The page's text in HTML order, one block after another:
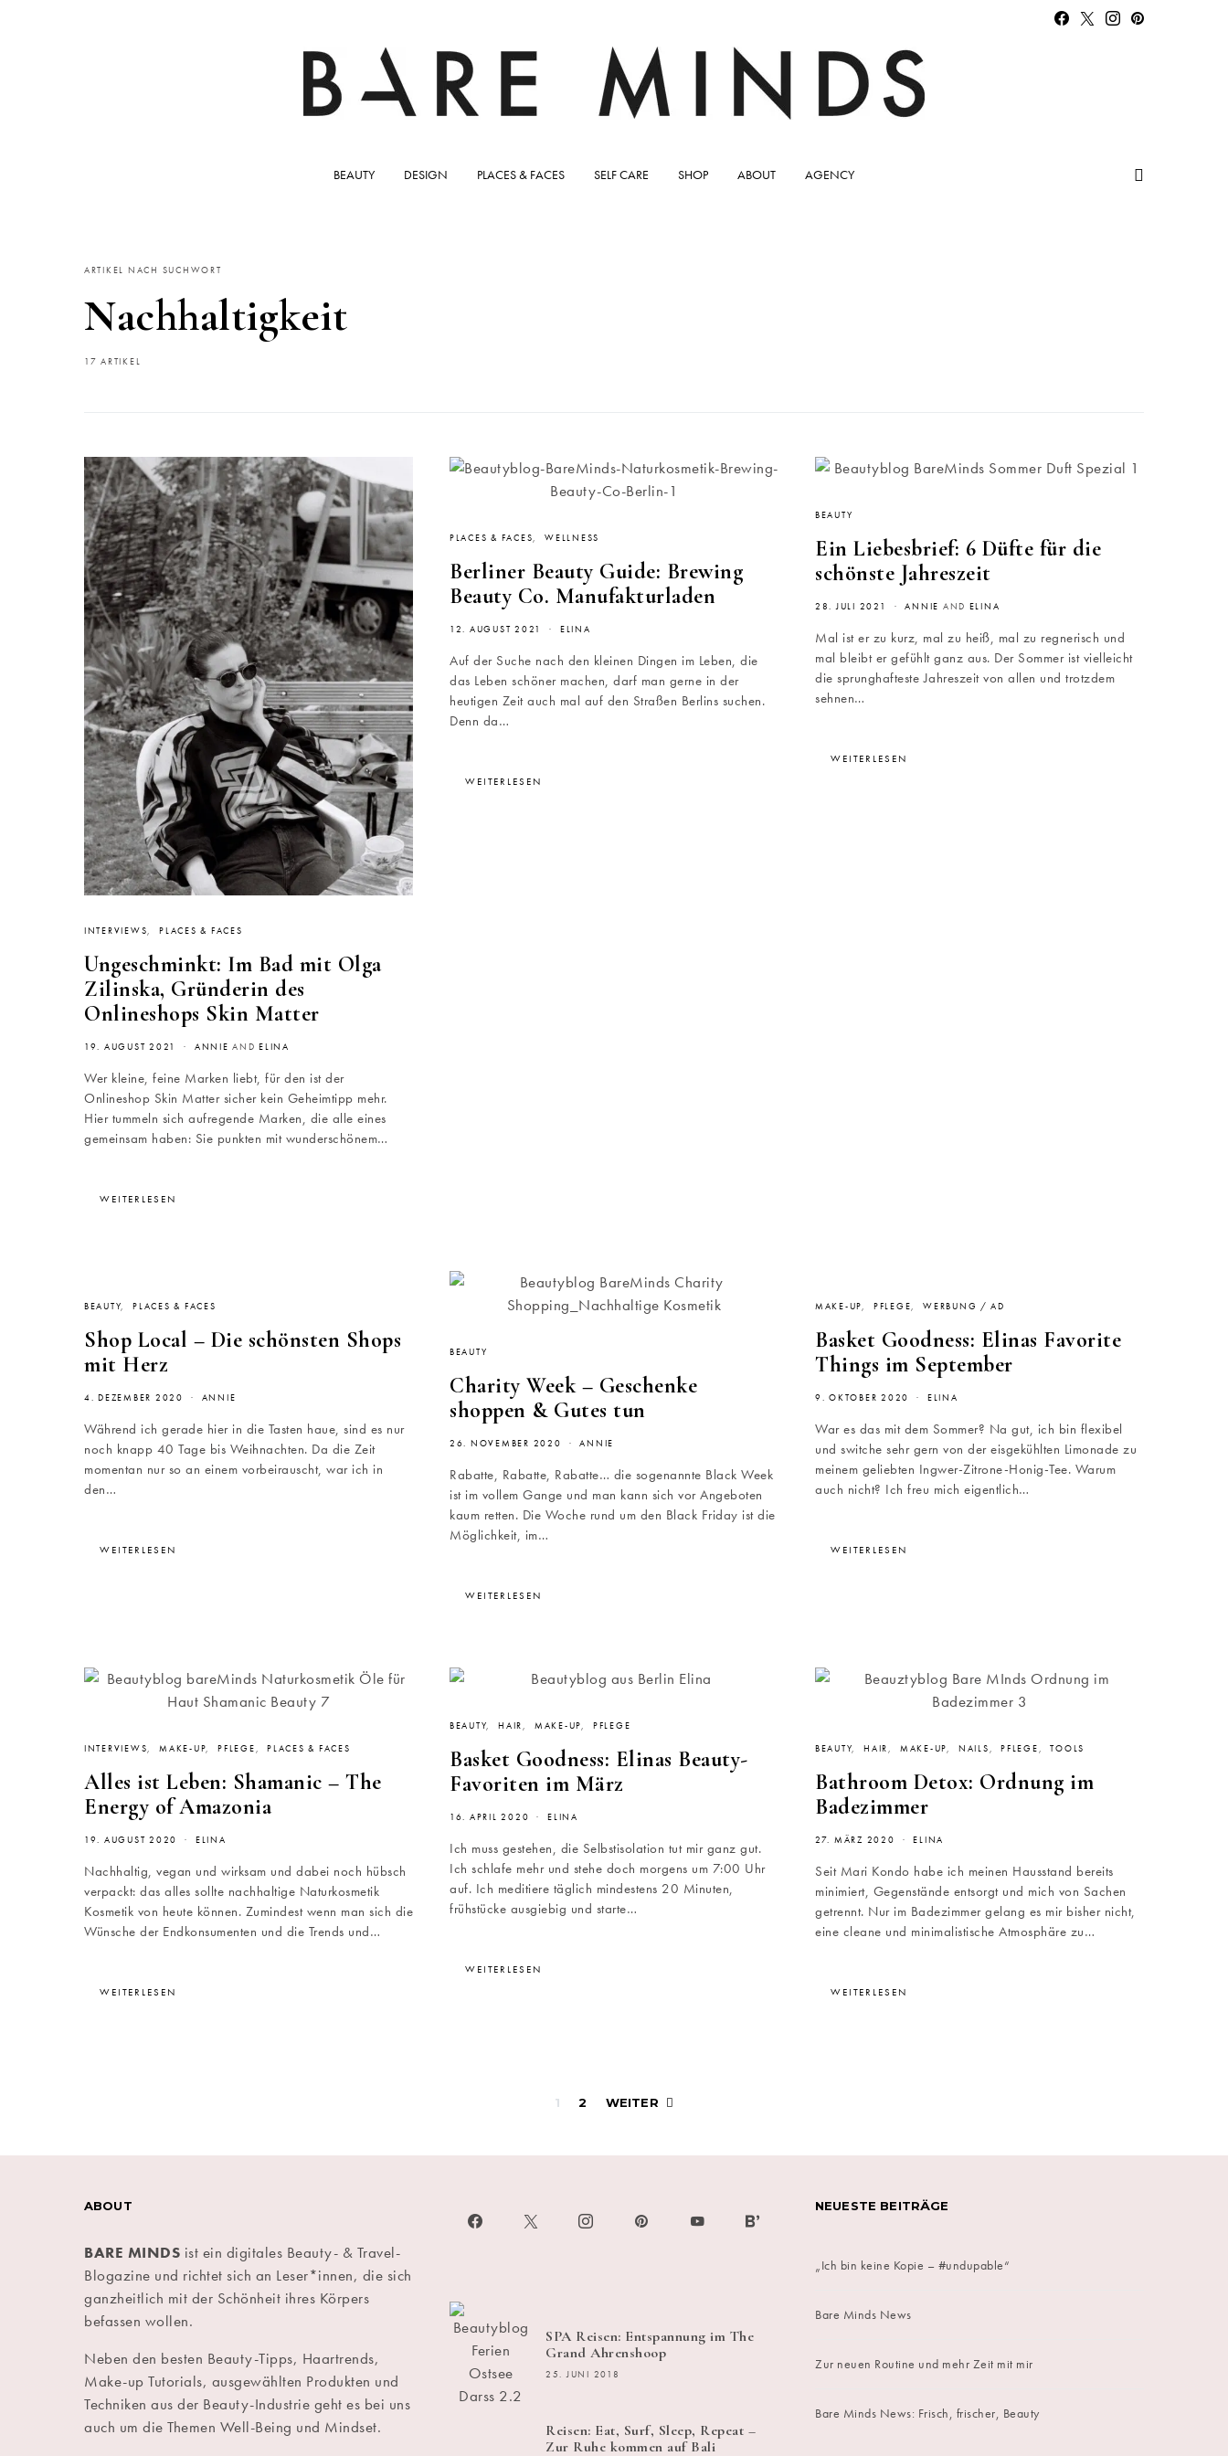
BEAUTY DESIGN PLACES & FACES SELF CARE SHOP ABOUT AGENCY
ARTIKEL NACH SUCHWORT
Nachhaltigkeit
17 ARTIKEL
INTERVIEWS PLACES & FACES
Ungeschminkt: Im Bad mit Olga
Zilinska, Gründerin des
Onlineshops Skin Matter
19. AUGUST 2021 ANNIE AND ELINA
Wer kleine, feine Marken liebt, für den ist der
Onlineshop Skin Matter sicher kein Geheimtipp mehr.
Hier tummeln sich aufregende Marken, die alle eines
gemeinsam haben: Sie punkten mit wunderschönem…
WEITERLESEN
PLACES & FACES WELLNESS
Berliner Beauty Guide: Brewing
Beauty Co. Manufakturladen
12. AUGUST 2021 ELINA
Auf der Suche nach den kleinen Dingen im Leben, die
das Leben schöner machen, darf man gerne in der
heutigen Zeit auch mal auf den Straßen Berlins suchen.
Denn da…
WEITERLESEN
BEAUTY
Ein Liebesbrief: 6 Düfte für die
schönste Jahreszeit
28. JULI 2021 ANNIE AND ELINA
Mal ist er zu kurz, mal zu heiß, mal zu regnerisch und
mal bleibt er gefühlt ganz aus. Der Sommer ist vielleicht
die sprunghafteste Jahreszeit von allen und trotzdem
sehnen…
WEITERLESEN
BEAUTY PLACES & FACES
Shop Local – Die schönsten Shops
mit Herz
4. DEZEMBER 2020 ANNIE
Während ich gerade hier in die Tasten haue, sind es nur
noch knapp 40 Tage bis Weihnachten. Da die Zeit
momentan nur so an einem vorbeirauscht, war ich in
den…
WEITERLESEN
BEAUTY
Charity Week – Geschenke
shoppen & Gutes tun
26. NOVEMBER 2020 ANNIE
Rabatte, Rabatte, Rabatte… die sogenannte Black Week
ist im vollem Gange und man kann sich vor Angeboten
kaum retten. Die Woche rund um den Black Friday ist die
Möglichkeit, im…
WEITERLESEN
MAKE-UP PFLEGE WERBUNG / AD
Basket Goodness: Elinas Favorite
Things im September
9. OKTOBER 2020 ELINA
War es das mit dem Sommer? Na gut, ich bin flexibel
und switche sehr gern von der eisgekühlten Limonade zu
meinem geliebten Ingwer-Zitrone-Honig-Tee. Warum
auch nicht? Ich freu mich eigentlich…
WEITERLESEN
INTERVIEWS MAKE-UP PFLEGE PLACES & FACES
Alles ist Leben: Shamanic – The
Energy of Amazonia
19. AUGUST 2020 ELINA
Nachhaltig, vegan und wirksam und dabei noch hübsch
verpackt: das alles sollte nachhaltige Naturkosmetik
Kosmetik von heute können. Zumindest wenn man sich die
Wünsche der Endkonsumenten und die Trends und…
WEITERLESEN
BEAUTY HAIR MAKE-UP PFLEGE
Basket Goodness: Elinas Beauty-
Favoriten im März
16. APRIL 2020 ELINA
Ich muss gestehen, die Selbstisolation tut mir ganz gut.
Ich schlafe mehr und stehe doch morgens um 7:00 Uhr
auf. Ich meditiere täglich mindestens 20 Minuten,
frühstücke ausgiebig und starte…
WEITERLESEN
BEAUTY HAIR MAKE-UP NAILS PFLEGE TOOLS
Bathroom Detox: Ordnung im
Badezimmer
27. MÄRZ 2020 ELINA
Seit Mari Kondo habe ich meinen Hausstand bereits
minimiert, Gegenstände entsorgt und mich von Sachen
getrennt. Nur im Badezimmer gelang es mir bisher nicht,
eine cleane und minimalistische Atmosphäre zu…
WEITERLESEN
Beitragsnavigation
1 2 WEITER
ABOUT
BARE MINDS ist ein digitales Beauty- & Travel-
Blogazine und richtet sich an Leser*innen, die sich
ganzheitlich mit der Schönheit ihres Körpers
befassen wollen.
Neben den besten Beauty-Tipps, Haartrends,
Make-up Tutorials, ausgewählten Produkten und
Techniken aus der Beauty-Industrie geht es bei uns
auch um die Themen Well-Being und Mindset.
SPA Reisen: Entspannung im The
Grand Ahrenshoop
25. JUNI 2018
Reisen: Eat, Surf, Sleep, Repeat –
Zur Ruhe kommen auf Bali
NEUESTE BEITRÄGE
„Ich bin keine Kopie – #undupable“
Bare Minds News
Zur neuen Routine und mehr Zeit mit mir
Bare Minds News: Frisch, frischer, Beauty